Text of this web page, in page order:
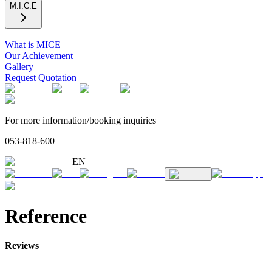
M.I.C.E
What is MICE
Our Achievement
Gallery
Request Quotation
For more information/booking inquiries
053-818-600
EN
Reference
Reviews